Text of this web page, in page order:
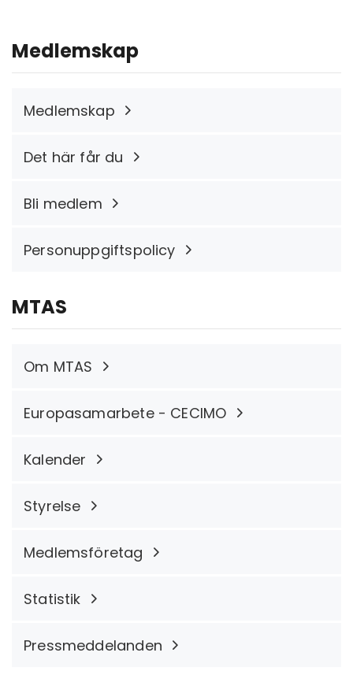
Medlemskap
Medlemskap
Det här får du
Bli medlem
Personuppgiftspolicy
MTAS
Om MTAS
Europasamarbete - CECIMO
Kalender
Styrelse
Medlemsföretag
Statistik
Pressmeddelanden